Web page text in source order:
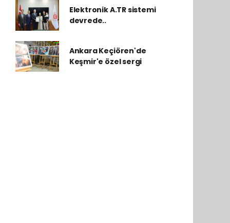
Elektronik A.TR sistemi
devrede..
Ankara Keçiören'de
Keşmir'e özel sergi